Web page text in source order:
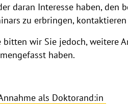
daran Interesse haben, den
zu erbringen,
wir Sie jedoch, weitere
haben.
als Doktorand:in